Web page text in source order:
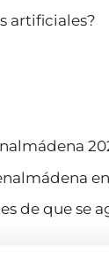
artificiales?
de que se
volverán